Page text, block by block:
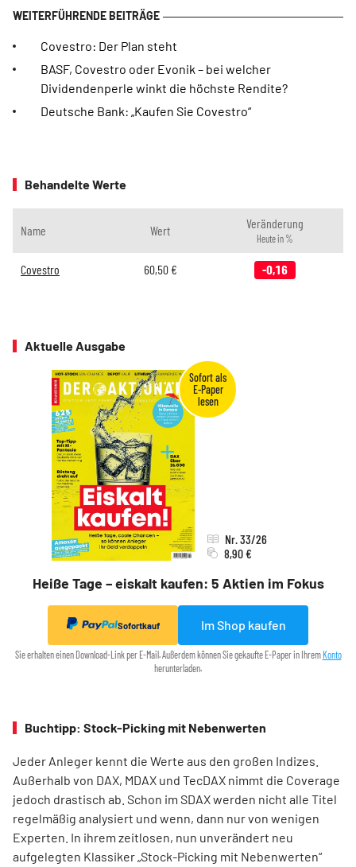
Covestro: Der Plan steht
BASF, Covestro oder Evonik – bei welcher
Dividendenperle winkt die höchste Rendite?
Deutsche Bank: „Kaufen Sie Covestro“
Behandelte Werte
Name Wert Veränderung
Heute in %
Covestro 60,50€ -0,16
Aktuelle Ausgabe
Heiße Tage – eiskalt kaufen: 5 Aktien im Fokus
Nr. 33/26
8,90 €
Sofortkauf Im Shop kaufen
Sie erhalten einen Download-Link per E-Mail. Außerdem können Sie gekaufte E-Paper in Ihrem Konto
herunterladen.
Buchtipp: Stock-Picking mit Nebenwerten
Jeder Anleger kennt die Werte aus den großen Indizes.
Außerhalb von DAX, MDAX und TecDAX nimmt die Coverage
jedoch drastisch ab. Schon im SDAX werden nicht alle Titel
regel­mäßig analysiert und wenn, dann nur von wenigen
Experten. In ihrem zeitlosen, nun unverändert neu
aufgelegten Klassiker „Stock-Picking mit Nebenwerten“